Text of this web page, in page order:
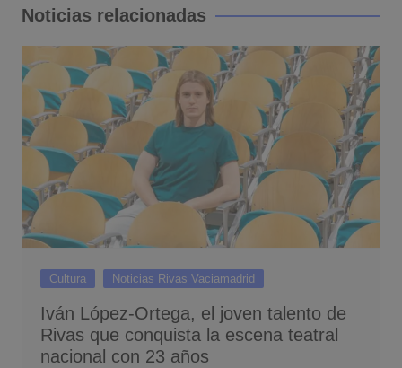
entradas
Noticias relacionadas
Cultura Noticias Rivas Vaciamadrid
Iván López-Ortega, el joven talento de
Rivas que conquista la escena teatral
nacional con 23 años